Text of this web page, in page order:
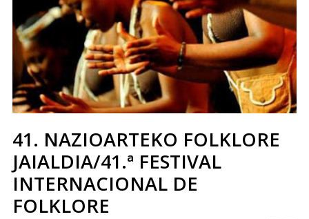
41. NAZIOARTEKO FOLKLORE
JAIALDIA/41.ª FESTIVAL
INTERNACIONAL DE
FOLKLORE